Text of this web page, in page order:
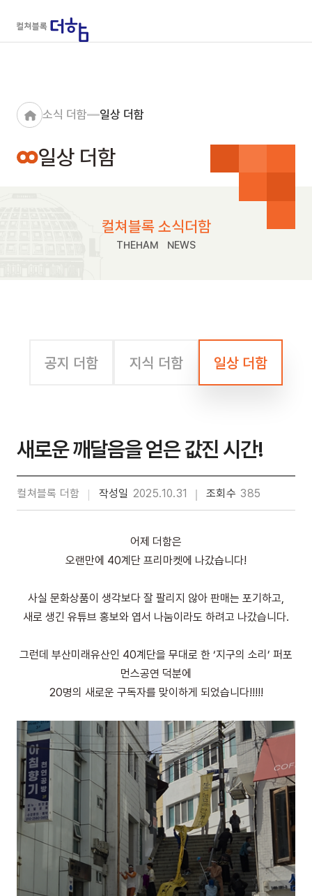
소식 더함 일상 더함
일상 더함
컬쳐블록 소식더함
THEHAM NEWS
공지 더함 지식 더함 일상 더함
새로운 깨달음을 얻은 값진 시간!
컬쳐블록 더함 작성일 2025.10.31 조회수 385
어제 더함은
오랜만에 40계단 프리마켓에 나갔습니다!
사실 문화상품이 생각보다 잘 팔리지 않아 판매는 포기하고,
새로 생긴 유튜브 홍보와 엽서 나눔이라도 하려고 나갔습니다.
그런데 부산미래유산인 40계단을 무대로 한 ‘지구의 소리’ 퍼포
먼스공연 덕분에
20명의 새로운 구독자를 맞이하게 되었습니다!!!!!